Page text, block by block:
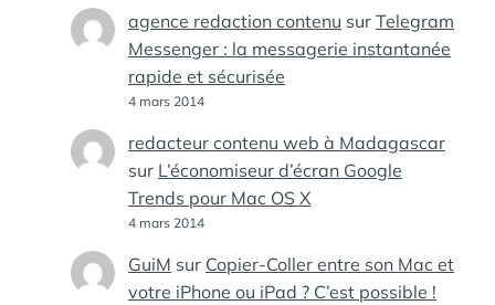
agence redaction contenu sur Telegram
Messenger : la messagerie instantanée
rapide et sécurisée
4 mars 2014
redacteur contenu web à Madagascar
sur L’économiseur d’écran Google
Trends pour Mac OS X
4 mars 2014
GuiM sur Copier-Coller entre son Mac et
votre iPhone ou iPad ? C’est possible !